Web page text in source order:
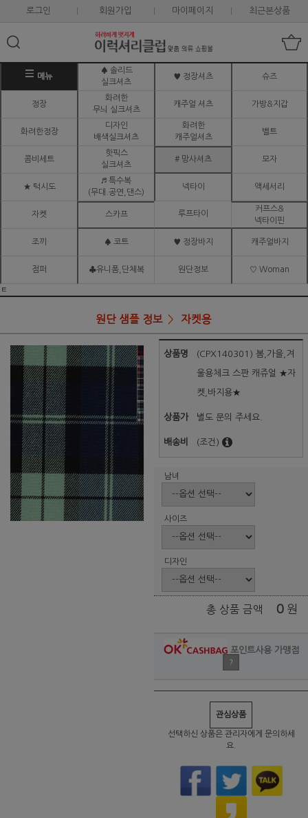
로그인 회원가입 마이페이지 최근본상품
메뉴
♠ 솔리드
실크셔츠
♥ 정장셔츠 슈즈
정장
화려한
무늬 실크셔츠
캐주얼 셔츠 가방&지갑
화려한정장
디자인
배색실크셔츠
화려한
캐주얼셔츠
벨트
콤비세트
핫픽스
실크셔츠
# 망사셔츠 모자
★ 턱시도
♬ 특수복
(무대.공연,댄스)
넥타이 액세서리
자켓 스카프 루프타이
커프스&
넥타이핀
조끼 ♠ 코트 ♥ 정장바지 캐주얼바지
점퍼 ♣유니폼,단체복 원단정보 ♡ Woman
ㅌ
원단 샘플 정보 자켓용
상품명 (CPX140301) 봄,가을,겨
울용체크 스판 캐쥬얼 ★자
켓,바지용★
상품가 별도 문의 주세요.
배송비 (조건)
남녀
사이즈
디자인
총 상품 금액 0 원
포인트사용 가맹점
?
관심상품
선택하신 상품은 관리자에게 문의하세
요.